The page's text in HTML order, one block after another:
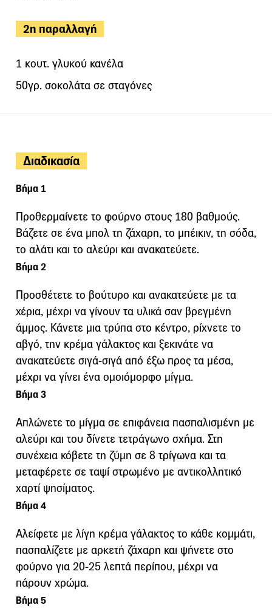
2η παραλλαγή
1 κουτ. γλυκού κανέλα
50γρ. σοκολάτα σε σταγόνες
Διαδικασία
Βήμα 1
Προθερμαίνετε το φούρνο στους 180 βαθμούς.
Βάζετε σε ένα μπολ τη ζάχαρη, το μπέικιν, τη σόδα,
το αλάτι και το αλεύρι και ανακατεύετε.
Βήμα 2
Προσθέτετε το βούτυρο και ανακατεύετε με τα
χέρια, μέχρι να γίνουν τα υλικά σαν βρεγμένη
άμμος. Κάνετε μια τρύπα στο κέντρο, ρίχνετε το
αβγό, την κρέμα γάλακτος και ξεκινάτε να
ανακατεύετε σιγά-σιγά από έξω προς τα μέσα,
μέχρι να γίνει ένα ομοιόμορφο μίγμα.
Βήμα 3
Απλώνετε το μίγμα σε επιφάνεια πασπαλισμένη με
αλεύρι και του δίνετε τετράγωνο σχήμα. Στη
συνέχεια κόβετε τη ζύμη σε 8 τρίγωνα και τα
μεταφέρετε σε ταψί στρωμένο με αντικολλητικό
χαρτί ψησίματος.
Βήμα 4
Αλείφετε με λίγη κρέμα γάλακτος το κάθε κομμάτι,
πασπαλίζετε με αρκετή ζάχαρη και ψήνετε στο
φούρνο για 20-25 λεπτά περίπου, μέχρι να
πάρουν χρώμα.
Βήμα 5